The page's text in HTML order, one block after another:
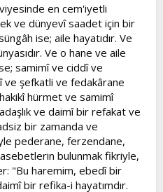
en cem'iyetli
ve dünyevî saadet için bir
ise; aile hayatıdır. Ve
Ve o hane ve aile
samimî ve ciddî ve
şefkatli ve fedakârane
hürmet ve samimî
ve daimî bir refakat ve
bir zamanda ve
pederane, ferzendane,
bulunmak fikriyle,
"Bu haremim, ebedî bir
bir refika-i hayatımdır.